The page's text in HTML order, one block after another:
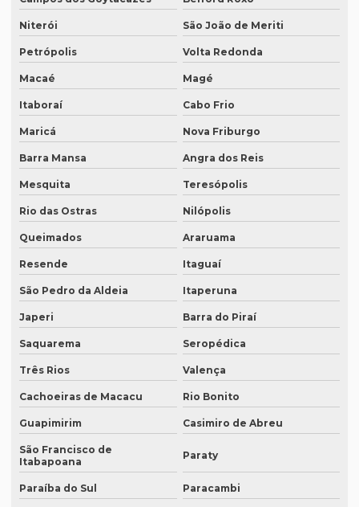
Empresa de degravação whatsapp
Empresa de degravação whatsapp em curitiba
Empresa de legendagem
Empresa de legendagem de filmes
Empresa de legendagem de filmes em sp
Empresa de legendagem sp
Empresa de legendagem de vídeos em espanhol
Empresa que apostila tradução juramentada
Empresa que apostila tradução juramentada em campinas
Empresa que apostila tradução juramentada em porto alegre
Empresa que faz tradução juramentada
Empresa que faz tradução simultânea
Empresa que faz tradução simultânea em curitiba
Empresa que faz tradução simultânea em recife
Empresa que traduz artigos científicos
Empresa que traduz artigos científicos em brasília
Empresa que traduz artigos científicos em sp
Niterói São João de Meriti
Petrópolis Volta Redonda
Macaé Magé
Itaboraí Cabo Frio
Maricá Nova Friburgo
Barra Mansa Angra dos Reis
Mesquita Teresópolis
Rio das Ostras Nilópolis
Queimados Araruama
Resende Itaguaí
São Pedro da Aldeia Itaperuna
Japeri Barra do Piraí
Saquarema Seropédica
Três Rios Valença
Cachoeiras de Macacu Rio Bonito
Guapimirim Casimiro de Abreu
São Francisco de
Itabapoana
Paraty
Paraíba do Sul Paracambi